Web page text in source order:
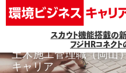
スカウト機能搭載の新
フジHRコネク
土木施工管理職（岡山
キャリア